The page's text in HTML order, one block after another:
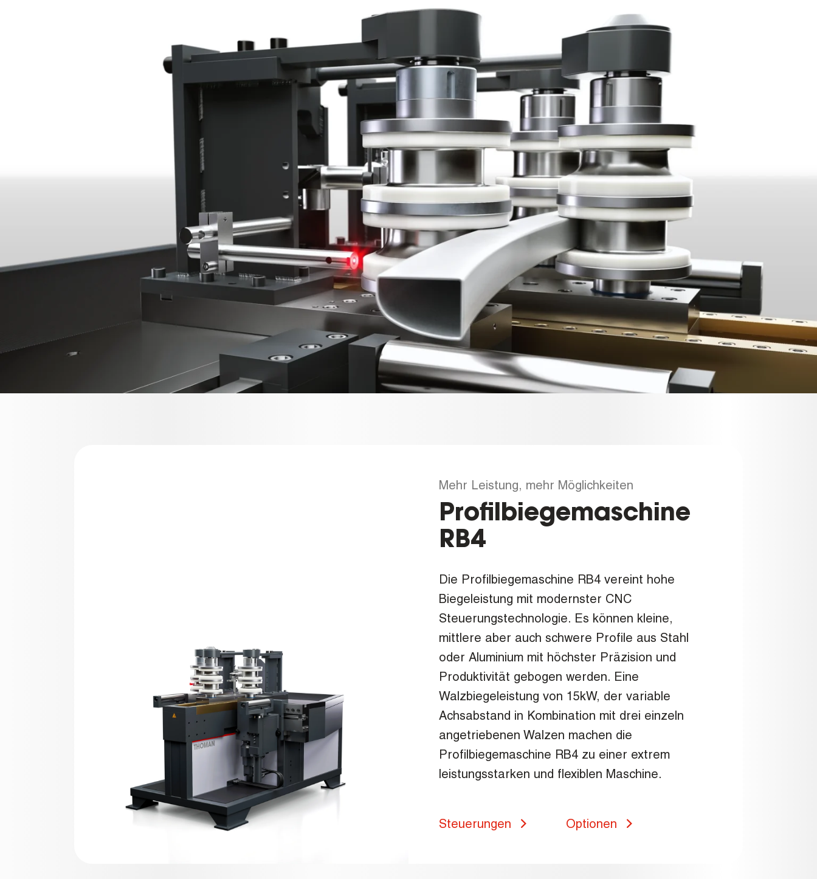
Mehr Leistung, mehr Möglichkeiten
Profilbiegemaschine
RB4
Die Profilbiegemaschine RB4 vereint hohe
Biegeleistung mit modernster CNC
Steuerungstechnologie. Es können kleine,
mittlere aber auch schwere Profile aus Stahl
oder Aluminium mit höchster Präzision und
Produktivität gebogen werden. Eine
Walzbiegeleistung von 15kW, der variable
Achsabstand in Kombination mit drei einzeln
angetriebenen Walzen machen die
Profilbiegemaschine RB4 zu einer extrem
leistungsstarken und flexiblen Maschine.
Steuerungen Optionen